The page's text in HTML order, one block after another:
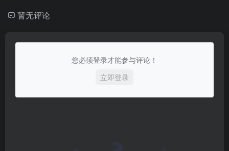
暂无评论
您必须登录才能参与评论！
立即登录